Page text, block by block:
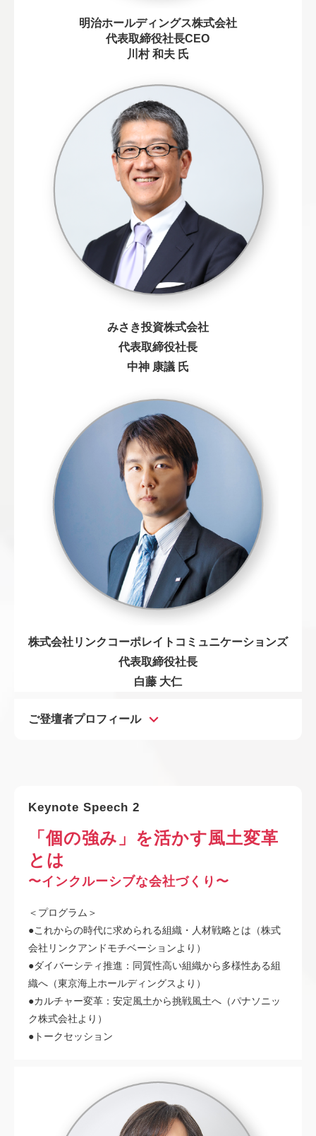
明治ホールディングス株式会社
代表取締役社長CEO
川村 和夫 氏
みさき投資株式会社
代表取締役社長
中神 康議 氏
株式会社リンクコーポレイトコミュニケーションズ
代表取締役社長
白藤 大仁
ご登壇者プロフィール
Keynote Speech 2
「個の強み」を活かす風土変革
とは
〜インクルーシブな会社づくり〜
＜プログラム＞
●これからの時代に求められる組織・人材戦略とは（株式
会社リンクアンドモチベーションより）
●ダイバーシティ推進：同質性高い組織から多様性ある組
織へ（東京海上ホールディングスより）
●カルチャー変革：安定風土から挑戦風土へ（パナソニッ
ク株式会社より）
●トークセッション